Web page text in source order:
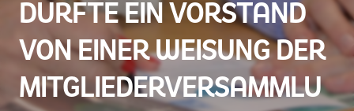
DÜRFTE EIN VORSTAND
VON EINER WEISUNG DER
MITGLIEDERVERSAMMLU